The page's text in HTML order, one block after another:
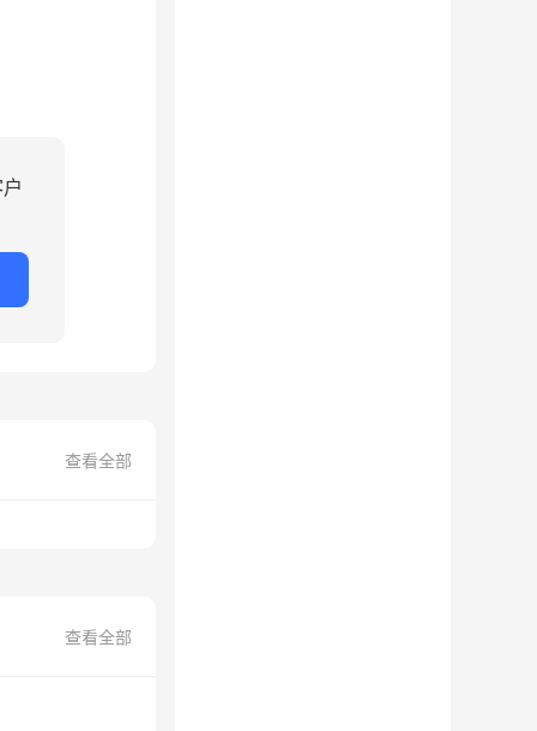
查看全部
查看全部